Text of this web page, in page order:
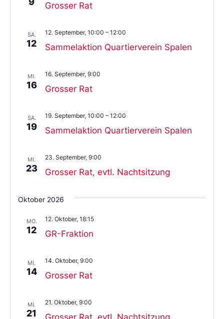
Grosser Rat
SA.
12 Sammelaktion Quartierverein Spalen
12. September, 10:00 – 12:00
MI.
16 Grosser Rat
16. September, 9:00
SA.
19 Sammelaktion Quartierverein Spalen
19. September, 10:00 – 12:00
MI.
23 Grosser Rat, evtl. Nachtsitzung
23. September, 9:00
Oktober 2026
MO.
12 GR-Fraktion
12. Oktober, 18:15
MI.
14 Grosser Rat
14. Oktober, 9:00
MI.
21 Grosser Rat, evtl. Nachtsitzung
21. Oktober, 9:00